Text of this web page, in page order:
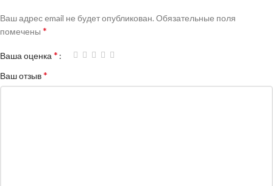
Ваш адрес email не будет опубликован. Обязательные поля
помечены *
Ваша оценка *
Ваш отзыв*